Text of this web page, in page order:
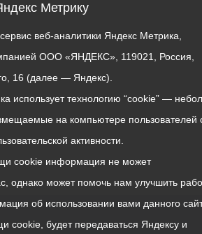
Метрику
веб-аналитики Яндекс Метрика,
ООО «ЯНДЕКС», 119021, Россия,
16 (далее — Яндекс).
использует технологию “cookie” —
на компьютере пользователей
активности.
cookie информация не может
однако может помочь нам улучшить
об использовании вами данного
cookie, будет передаваться Яндексу и